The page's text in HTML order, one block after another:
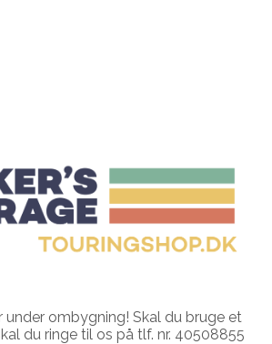
under ombygning! Skal du bruge et
du ringe til os på tlf. nr. 40508855